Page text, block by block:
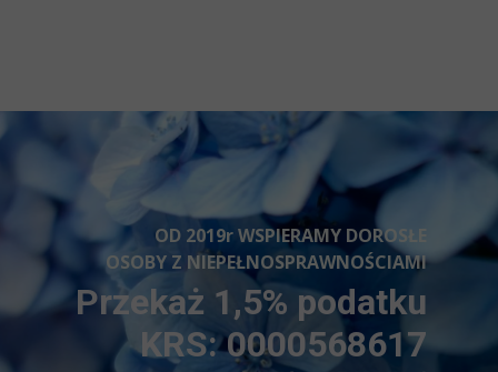
OD 2019r WSPIERAMY DOROSŁE
OSOBY Z NIEPEŁNOSPRAWNOŚCIAMI
Przekaż 1,5% podatku
KRS: 0000568617